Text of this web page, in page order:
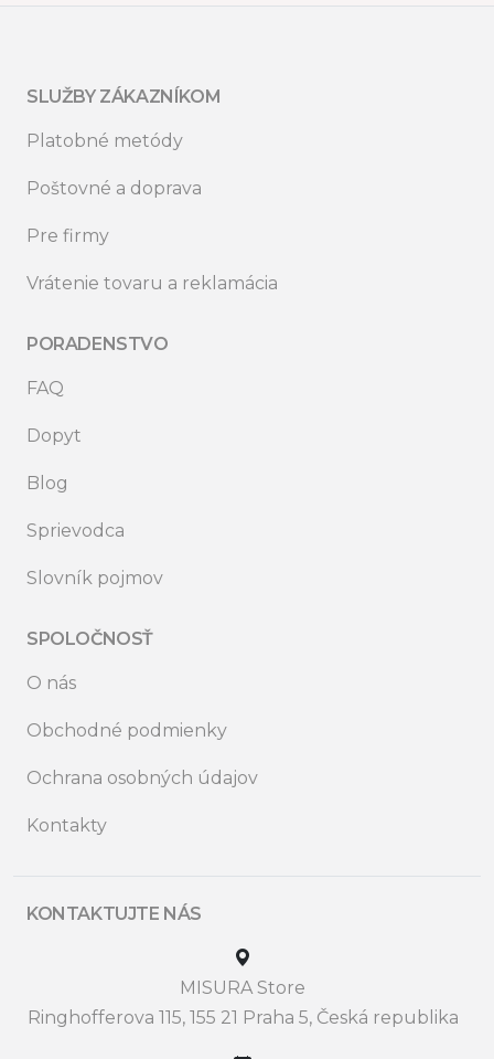
SLUŽBY ZÁKAZNÍKOM
Platobné metódy
Poštovné a doprava
Pre firmy
Vrátenie tovaru a reklamácia
PORADENSTVO
FAQ
Dopyt
Blog
Sprievodca
Slovník pojmov
SPOLOČNOSŤ
O nás
Obchodné podmienky
Ochrana osobných údajov
Kontakty
KONTAKTUJTE NÁS
MISURA Store
Ringhofferova 115, 155 21 Praha 5, Česká republika